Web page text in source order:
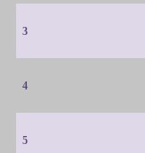
3
4
5